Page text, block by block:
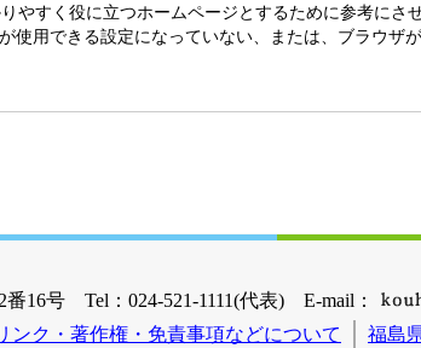
やすく役に立つホームページとするために参考にさ
使用できる設定になっていない、または、ブラウザ
16号 Tel：024-521-1111(代表) E-mail：
ンク・著作権・免責事項などについて 福島